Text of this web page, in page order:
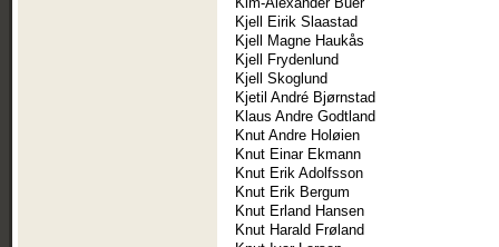
Kjell Eirik Slaastad
Kjell Magne Haukås
Kjell Frydenlund
Kjell Skoglund
Kjetil André Bjørnstad
Klaus Andre Godtland
Knut Andre Holøien
Knut Einar Ekmann
Knut Erik Adolfsson
Knut Erik Bergum
Knut Erland Hansen
Knut Harald Frøland